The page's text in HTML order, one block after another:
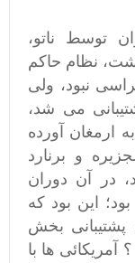
توسط ناتو،
نظام حاکم
نبود، ولی
می شد،
ارمغان آورده
و برنارد
در آن دوران
این بود که
بخش
آمریکائی ها با